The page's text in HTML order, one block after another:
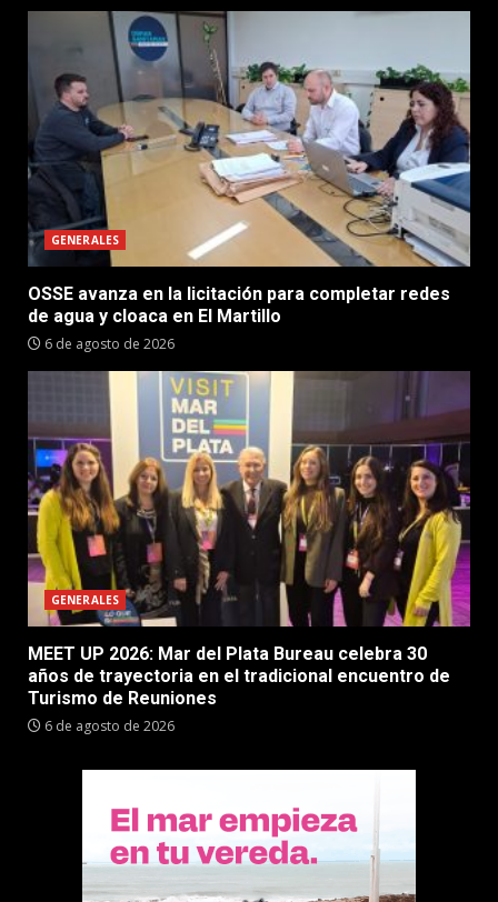
GENERALES
OSSE avanza en la licitación para completar redes
de agua y cloaca en El Martillo
6 de agosto de 2026
GENERALES
MEET UP 2026: Mar del Plata Bureau celebra 30
años de trayectoria en el tradicional encuentro de
Turismo de Reuniones
6 de agosto de 2026